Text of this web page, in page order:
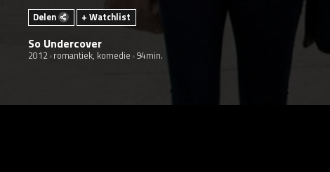
Delen + Watchlist
So Undercover
2012 romantiek, komedie 94min.